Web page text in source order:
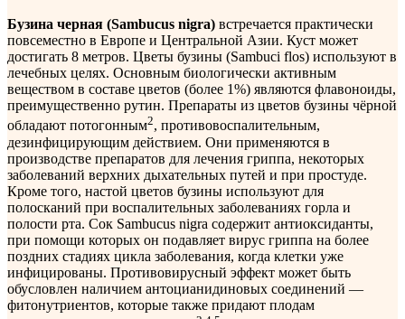
Бузина черная (Sambucus nigra) встречается практически
повсеместно в Европе и Центральной Азии. Куст может
достигать 8 метров. Цветы бузины (Sambuci flos) используют в
лечебных целях. Основным биологически активным
веществом в составе цветов (более 1%) являются флавоноиды,
преимущественно рутин. Препараты из цветов бузины чёрной
обладают потогонным2, противовоспалительным,
дезинфицирующим действием. Они применяются в
производстве препаратов для лечения гриппа, некоторых
заболеваний верхних дыхательных путей и при простуде.
Кроме того, настой цветов бузины используют для
полосканий при воспалительных заболеваниях горла и
полости рта. Сок Sambucus nigra содержит антиоксиданты,
при помощи которых он подавляет вирус гриппа на более
поздних стадиях цикла заболевания, когда клетки уже
инфицированы. Противовирусный эффект может быть
обусловлен наличием антоцианидиновых соединений —
фитонутриентов, которые также придают плодам